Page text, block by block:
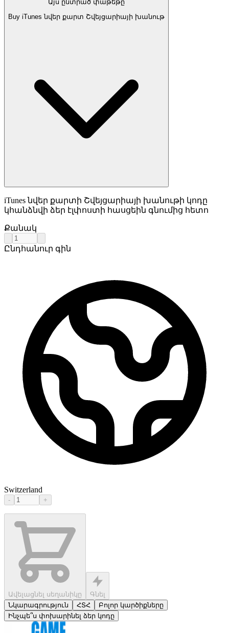
Այս ընտրած փաթեթը
Buy iTunes նվեր քարտ Շվեյցարիայի խանութ
iTunes նվեր քարտի Շվեյցարիայի խանութի կոդը
կհանձնվի ձեր էլփոստի հասցեին գնումից հետո
Քանակ
Ընդհանուր գին
Switzerland
- +
Ավելացնել սեղանիկը
Գնել
Նկարագրություն
ՀՏՀ
Բոլոր կարծիքները
Ինչպե՞ս փոխարինել ձեր կոդը